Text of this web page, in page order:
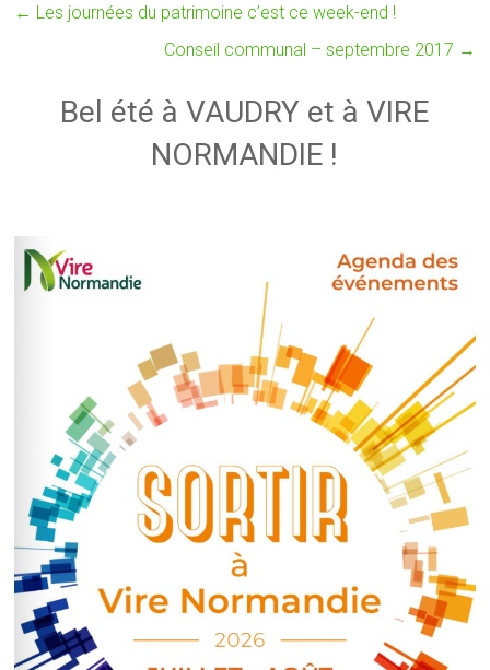
← Les journées du patrimoine c’est ce week-end !
Conseil communal – septembre 2017 →
Bel été à VAUDRY et à VIRE
NORMANDIE !